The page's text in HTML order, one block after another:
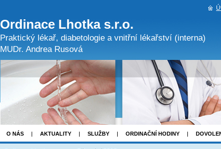
Ordinace Lhotka s.r.o.
Praktický lékař, diabetologie a vnitřní lékařství (interna)
MUDr. Andrea Rusová
O NÁS AKTUALITY SLUŽBY ORDINAČNÍ HODINY